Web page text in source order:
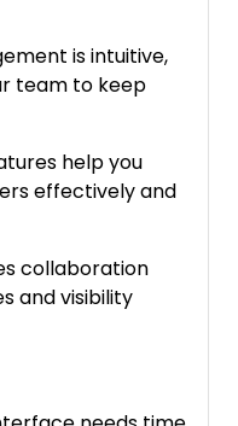
is intuitive,
team to keep
help you
effectively and
collaboration
and visibility